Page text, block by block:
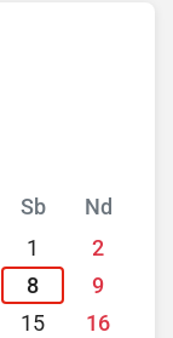
Sb
Nd
1
2
8
9
15
16